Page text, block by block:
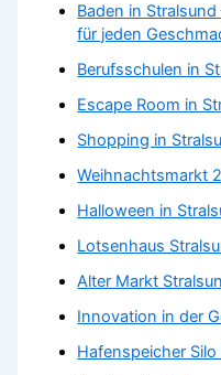
Baden in
für jeden
Berufsschulen in
Escape Room in
Shopping in
Weihnachtsmarkt
Halloween in
Lotsenhaus
Alter Markt
Innovation in der
Hafenspeicher Silo